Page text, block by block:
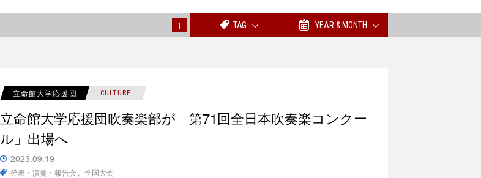
1 TAG YEAR & MONTH
立命館大学応援団 CULTURE
立命館大学応援団吹奏楽部が「第71回全日本吹奏楽コンクー
ル」出場へ
2023.09.19
発表・演奏・報告会 全国大会